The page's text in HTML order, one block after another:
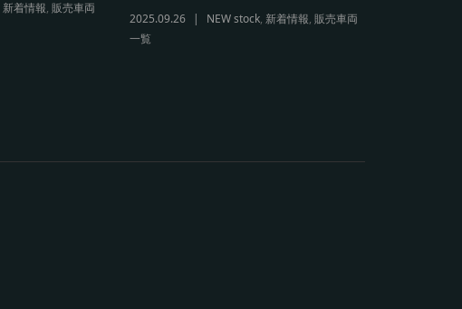
新着情報, 販売車両
2025.09.26 NEW stock, 新着情報, 販売車両
一覧